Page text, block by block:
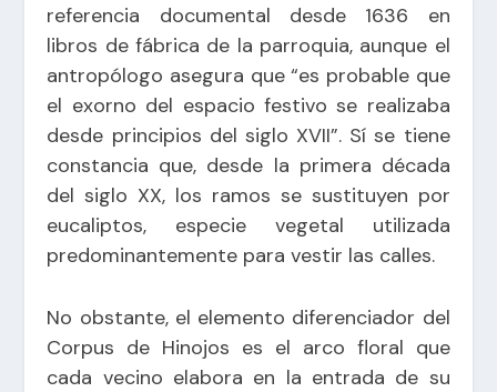
referencia documental desde 1636 en
libros de fábrica de la parroquia, aunque el
antropólogo asegura que “es probable que
el exorno del espacio festivo se realizaba
desde principios del siglo XVII”. Sí se tiene
constancia que, desde la primera década
del siglo XX, los ramos se sustituyen por
eucaliptos, especie vegetal utilizada
predominantemente para vestir las calles.
No obstante, el elemento diferenciador del
Corpus de Hinojos es el arco floral que
cada vecino elabora en la entrada de su